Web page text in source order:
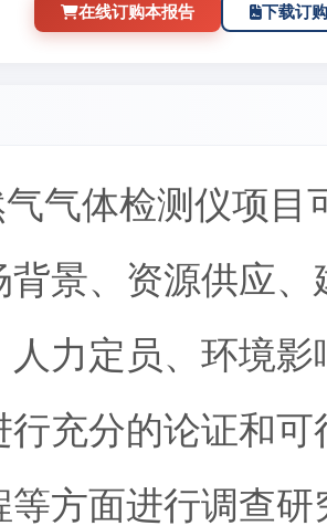
在线订购本报告 下载订
气气体检测仪项
背景、资源供应
人力定员、环境
行充分的论证和
等方面进行调查